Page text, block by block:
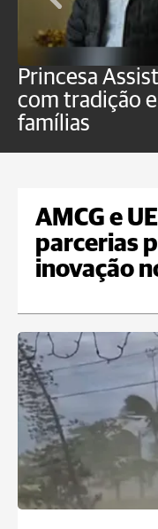
Princesa
com tradição
famílias
AMCG e
parcerias
inovação